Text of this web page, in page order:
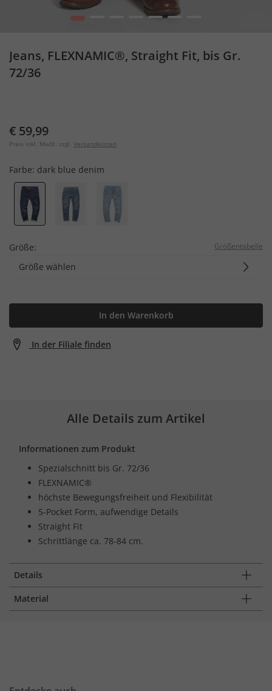
1 5
Jeans, FLEXNAMIC®, Straight Fit, bis Gr.
72/36
€ 59,99
Preis inkl. MwSt. zzgl. Versandkosten
Farbe: dark blue denim
Größe: Größentabelle
Größe wählen
In den Warenkorb
In der Filiale finden
Alle Details zum Artikel
Informationen zum Produkt
Spezialschnitt bis Gr. 72/36
FLEXNAMIC®
höchste Bewegungsfreiheit und Flexibilität
5-Pocket Form, aufwendige Details
Straight Fit
Schrittlänge ca. 78-84 cm.
Details
Material